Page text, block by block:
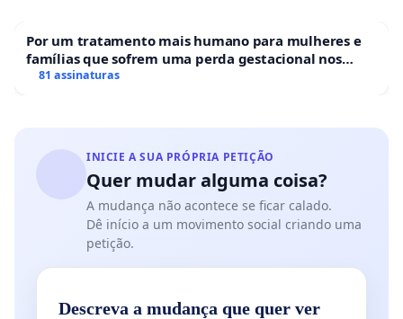
Por um tratamento mais humano para mulheres e
famílias que sofrem uma perda gestacional nos
hospitais portugueses
81 assinaturas
INICIE A SUA PRÓPRIA PETIÇÃO
Quer mudar alguma coisa?
A mudança não acontece se ficar calado.
Dê início a um movimento social criando uma
petição.
Descreva a mudança que quer ver